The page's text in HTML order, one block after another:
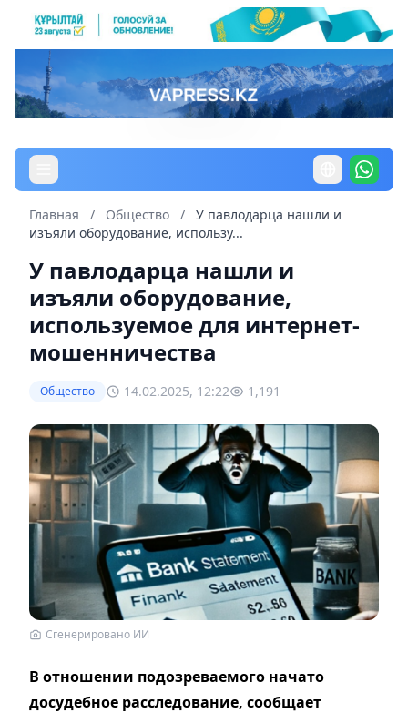
Главная / Общество /
У павлодарца нашли и
изъяли оборудование, использу...
У павлодарца нашли и
изъяли оборудование,
используемое для интернет-
мошенничества
Общество 14.02.2025, 12:22 1,191
Сгенерировано ИИ
В отношении подозреваемого начато
досудебное расследование, сообщает